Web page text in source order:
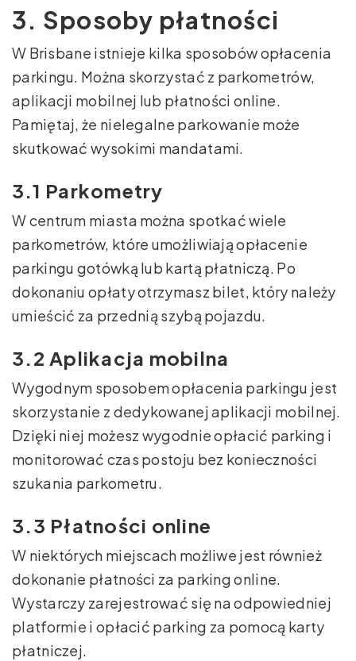
3. Sposoby płatności
W Brisbane istnieje kilka sposobów opłacenia
parkingu. Można skorzystać z parkometrów,
aplikacji mobilnej lub płatności online.
Pamiętaj, że nielegalne parkowanie może
skutkować wysokimi mandatami.
3.1 Parkometry
W centrum miasta można spotkać wiele
parkometrów, które umożliwiają opłacenie
parkingu gotówką lub kartą płatniczą. Po
dokonaniu opłaty otrzymasz bilet, który należy
umieścić za przednią szybą pojazdu.
3.2 Aplikacja mobilna
Wygodnym sposobem opłacenia parkingu jest
skorzystanie z dedykowanej aplikacji mobilnej.
Dzięki niej możesz wygodnie opłacić parking i
monitorować czas postoju bez konieczności
szukania parkometru.
3.3 Płatności online
W niektórych miejscach możliwe jest również
dokonanie płatności za parking online.
Wystarczy zarejestrować się na odpowiedniej
platformie i opłacić parking za pomocą karty
płatniczej.